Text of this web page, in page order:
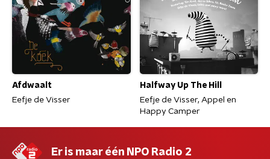
Afdwaalt
Eefje de Visser
Halfway Up The Hill
Eefje de Visser, Appel en
Happy Camper
Er is maar één NPO Radio 2